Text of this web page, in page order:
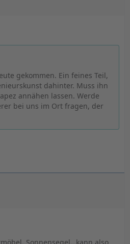
gekommen. Ein feines Teil,
dahinter. Muss ihn
annähen lassen. Werde
bei uns im Ort fragen, der